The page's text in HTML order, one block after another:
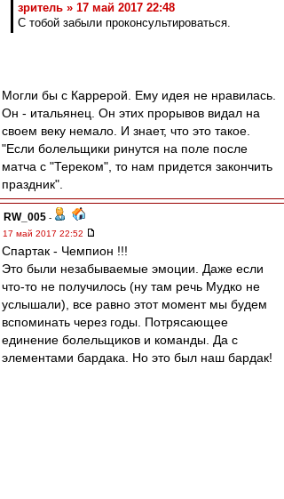
зpитель » 17 май 2017 22:48
С тобой забыли проконсультироваться.
Могли бы с Каррерой. Ему идея не нравилась.
Он - итальянец. Он этих прорывов видал на
своем веку немало. И знает, что это такое.
"Если болельщики ринутся на поле после
матча с "Тереком", то нам придется закончить
праздник".
RW_005 -
17 май 2017 22:52
Спартак - Чемпион !!!
Это были незабываемые эмоции. Даже если
что-то не получилось (ну там речь Мудко не
услышали), все равно этот момент мы будем
вспоминать через годы. Потрясающее
единение болельщиков и команды. Да с
элементами бардака. Но это был наш бардак!